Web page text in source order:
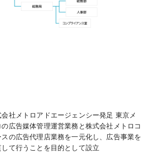
会社メトロアドエージェンシー発足 東京メ
の広告媒体管理運営業務と株式会社メトロコ
スの広告代理店業務を一元化し、広告事業を
して行うことを目的として設立